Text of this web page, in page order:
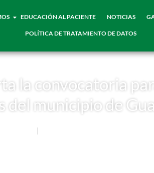
EDUCACIÓN AL PACIENTE NOTICIAS
POLÍTICA DE TRATAMIENTO DE DATOS
la convocatoria
del municipio de